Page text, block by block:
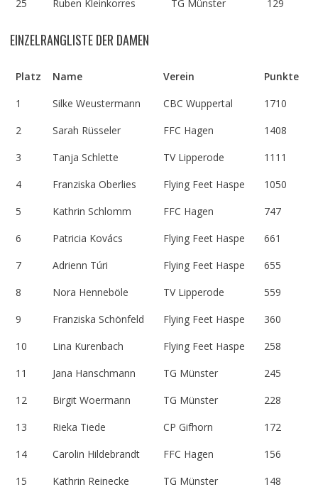
25
Ruben Kleinkorres TG Münster 129
EINZELRANGLISTE DER DAMEN
Platz Name Verein
Punkte
1
Silke Weustermann CBC Wuppertal
1710
2
Sarah Rüsseler FFC Hagen
1408
3
Tanja Schlette TV Lipperode
1111
4
Franziska Oberlies Flying Feet Haspe
1050
5
Kathrin Schlomm FFC Hagen
747
6
Patricia Kovács Flying Feet Haspe
661
7
Adrienn Túri Flying Feet Haspe
655
8
Nora Henneböle TV Lipperode
559
9
Franziska Schönfeld Flying Feet Haspe
360
10
Lina Kurenbach Flying Feet Haspe
258
11
Jana Hanschmann TG Münster
245
12
Birgit Woermann TG Münster
228
13
Rieka Tiede CP Gifhorn
172
14
Carolin Hildebrandt FFC Hagen
156
15
Kathrin Reinecke TG Münster
148